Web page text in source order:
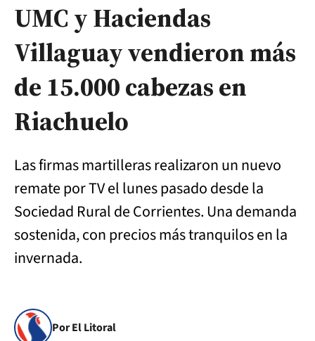
UMC y Haciendas
Villaguay vendieron más
de 15.000 cabezas en
Riachuelo
Las firmas martilleras realizaron un nuevo
remate por TV el lunes pasado desde la
Sociedad Rural de Corrientes. Una demanda
sostenida, con precios más tranquilos en la
invernada.
Por El Litoral